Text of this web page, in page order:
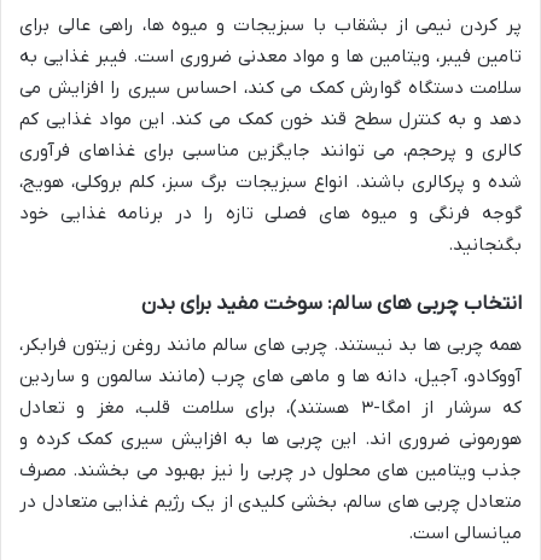
پر کردن نیمی از بشقاب با سبزیجات و میوه ها، راهی عالی برای
تامین فیبر، ویتامین ها و مواد معدنی ضروری است. فیبر غذایی به
سلامت دستگاه گوارش کمک می کند، احساس سیری را افزایش می
دهد و به کنترل سطح قند خون کمک می کند. این مواد غذایی کم
کالری و پرحجم، می توانند جایگزین مناسبی برای غذاهای فرآوری
شده و پرکالری باشند. انواع سبزیجات برگ سبز، کلم بروکلی، هویج،
گوجه فرنگی و میوه های فصلی تازه را در برنامه غذایی خود
بگنجانید.
انتخاب چربی های سالم: سوخت مفید برای بدن
همه چربی ها بد نیستند. چربی های سالم مانند روغن زیتون فرابکر،
آووکادو، آجیل، دانه ها و ماهی های چرب (مانند سالمون و ساردین
که سرشار از امگا-۳ هستند)، برای سلامت قلب، مغز و تعادل
هورمونی ضروری اند. این چربی ها به افزایش سیری کمک کرده و
جذب ویتامین های محلول در چربی را نیز بهبود می بخشند. مصرف
متعادل چربی های سالم، بخشی کلیدی از یک رژیم غذایی متعادل در
میانسالی است.